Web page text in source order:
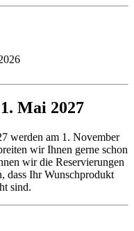
Mai 2027
werden am 1. November
wir Ihnen gerne schon
wir die Reservierungen
dass Ihr Wunschprodukt
sind.